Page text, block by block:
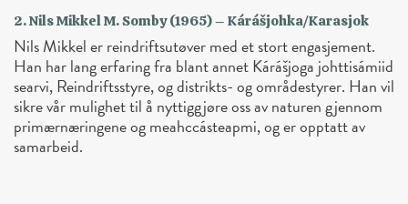
2. Nils Mikkel M. Somby (1965) – Kárášjohka/Karasjok
Nils Mikkel er reindriftsutøver med et stort engasjement.
Han har lang erfaring fra blant annet Kárášjoga johttisámiid
searvi, Reindriftsstyre, og distrikts- og områdestyrer. Han vil
sikre vår mulighet til å nyttiggjøre oss av naturen gjennom
primærnæringene og meahccásteapmi, og er opptatt av
samarbeid.